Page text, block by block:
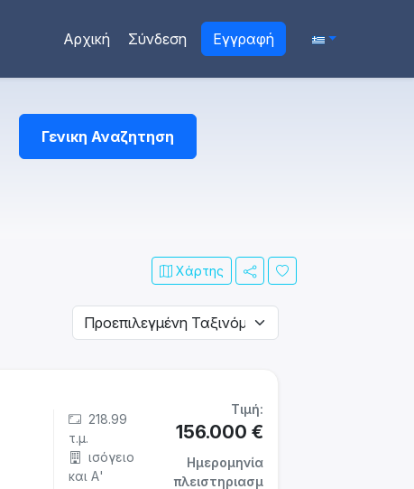
Αρχική Σύνδεση Εγγραφή
Γενικη Αναζητηση
Χάρτης
218.99
τ.μ.
ισόγειο
και Α'
Τιμή:
156.000 €
Ημερομηνία
πλειστηριασμ